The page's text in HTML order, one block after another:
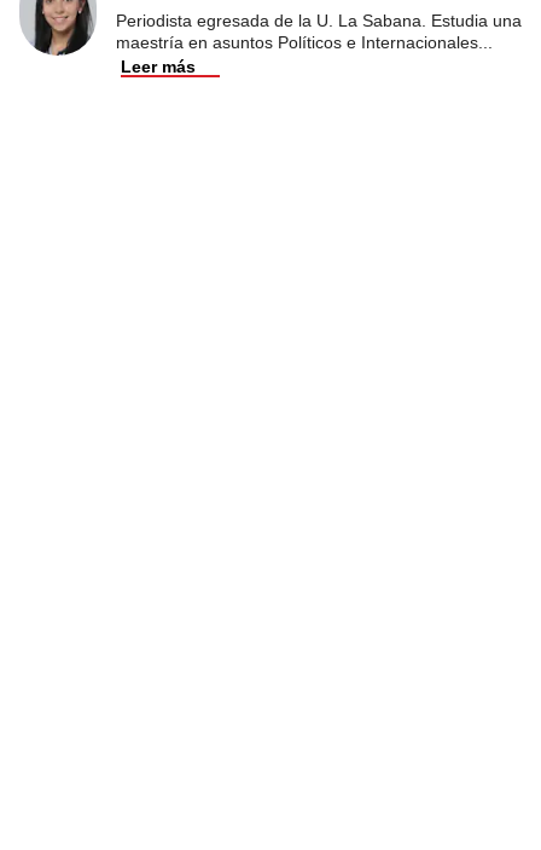
Periodista egresada de la U. La Sabana. Estudia una
maestría en asuntos Políticos e Internacionales
Leer más